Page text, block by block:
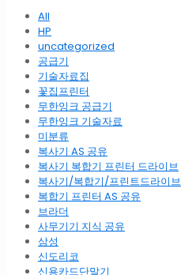
All
HP
uncategorized
공급기
기술자료집
꽃집프린터
무한잉크 공급기
무한잉크 기술자료
미분류
복사기 AS 공유
복사기 복합기 프린터 드라이브
복사기/복합기/프린트드라이브
복합기 프린터 AS 공유
브라더
사무기기 지식 공유
삼성
신도리코
신용카드단말기